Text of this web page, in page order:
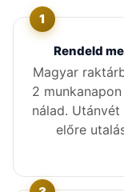
Rendeld
Magyar
2
nálad.
előre